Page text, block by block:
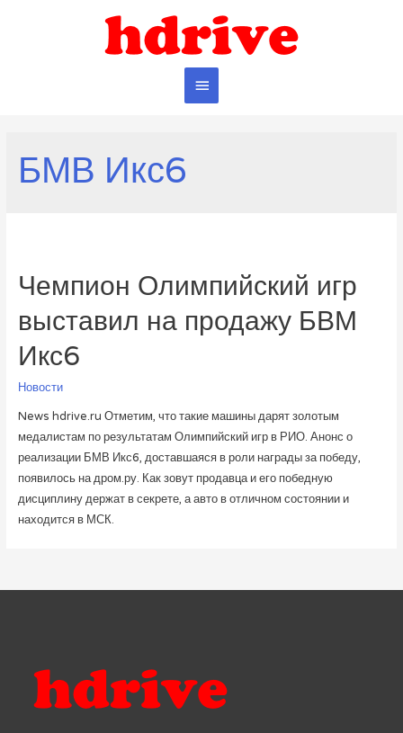
Главное
БМВ Икс6
Чемпион Олимпийский игр
выставил на продажу БВМ
Икс6
Новости
News hdrive.ru Отметим, что такие машины дарят золотым
медалистам по результатам Олимпийский игр в РИО. Анонс о
реализации БМВ Икс6, доставшаяся в роли награды за победу,
появилось на дром.ру. Как зовут продавца и его победную
дисциплину держат в секрете, а авто в отличном состоянии и
находится в МСК.